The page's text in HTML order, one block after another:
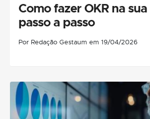
Como fazer OKR na
passo a passo
Por Redação Gestaum em 19/04/2026